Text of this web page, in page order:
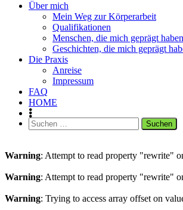
Über mich
Mein Weg zur Körperarbeit
Qualifikationen
Menschen, die mich geprägt haben
Geschichten, die mich geprägt
Die Praxis
Anreise
Impressum
FAQ
HOME
Suchen
nach:
Warning: Attempt to read property "rewrite"
Warning: Attempt to read property "rewrite"
Warning: Trying to access array offset on